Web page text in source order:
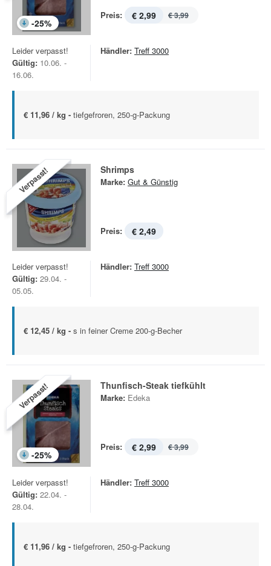
-25%
Preis: € 2,99 € 3,99
Leider verpasst!
Gültig: 10.06. -
16.06.
Händler: Treff 3000
€ 11,96 / kg - tiefgefroren, 250-g-Packung
Verpasst! Shrimps
Marke: Gut & Günstig
Preis: € 2,49
Leider verpasst!
Gültig: 29.04. -
05.05.
Händler: Treff 3000
€ 12,45 / kg - s in feiner Creme 200-g-Becher
Verpasst!
-25%
Thunfisch-Steak tiefkühlt
Marke: Edeka
Preis: € 2,99 € 3,99
Leider verpasst!
Gültig: 22.04. -
28.04.
Händler: Treff 3000
€ 11,96 / kg - tiefgefroren, 250-g-Packung